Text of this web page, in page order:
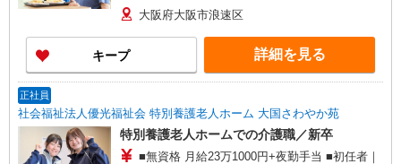
大阪府大阪市浪速区
キープ 詳細を見る
正社員
社会福祉法人優光福祉会 特別養護老人ホーム 大国さわやか苑
特別養護老人ホームでの介護職／新卒
■無資格 月給23万1000円+夜勤手当 ■初任者｜